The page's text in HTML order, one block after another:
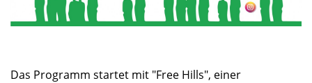
Das Programm startet mit "Free Hills", einer